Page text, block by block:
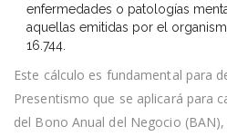
enfermedades o patologías
aquellas emitidas por el
16.744.
Este cálculo es fundamental para
Presentismo que se aplicará para
del Bono Anual del Negocio